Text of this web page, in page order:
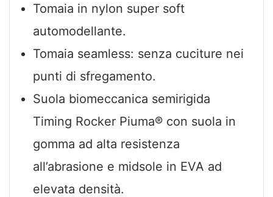
Tomaia in nylon super soft
automodellante.
Tomaia seamless: senza cuciture nei
punti di sfregamento.
Suola biomeccanica semirigida
Timing Rocker Piuma® con suola in
gomma ad alta resistenza
all’abrasione e midsole in EVA ad
elevata densità.